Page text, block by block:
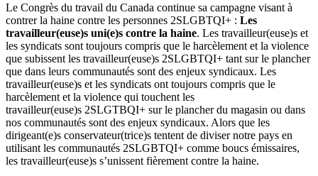
Le Congrès du travail du Canada continue sa campagne visant à
contrer la haine contre les personnes 2SLGBTQI+ : Les
travailleur(euse)s uni(e)s contre la haine. Les travailleur(euse)s et
les syndicats sont toujours compris que le harcèlement et la violence
que subissent les travailleur(euse)s 2SLGBTQI+ tant sur le plancher
que dans leurs communautés sont des enjeux syndicaux. Les
travailleur(euse)s et les syndicats ont toujours compris que le
harcèlement et la violence qui touchent les
travailleur(euse)s 2SLGTBQI+ sur le plancher du magasin ou dans
nos communautés sont des enjeux syndicaux. Alors que les
dirigeant(e)s conservateur(trice)s tentent de diviser notre pays en
utilisant les communautés 2SLGBTQI+ comme boucs émissaires,
les travailleur(euse)s s’unissent fièrement contre la haine.